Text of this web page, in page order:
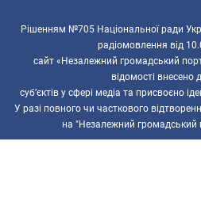
Рішенням №705 Національної ради
радіомовлення від
сайт «Незалежний громадський
відомості внесено
суб’єктів у сфері медіа та присвоєно
У разі повного чи часткового
на "Незалежний громадський